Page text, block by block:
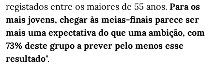
registados entre os maiores de 55 anos. Para os
mais jovens, chegar às meias-finais parece ser
mais uma expectativa do que uma ambição, com
73% deste grupo a prever pelo menos esse
resultado".